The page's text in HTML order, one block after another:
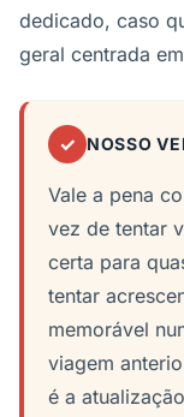
dedicado, caso
geral centrada
✓ NOSSO
Vale a pena
vez de tentar
certa para
tentar
memorável
viagem
é a